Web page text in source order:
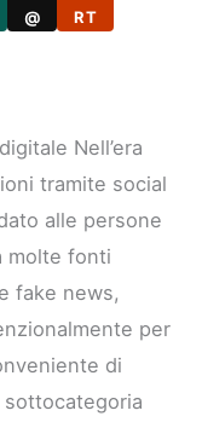
@ RT
Nell’era
tramite social
alle persone
molte fonti
fake news,
per
di
sottocategoria